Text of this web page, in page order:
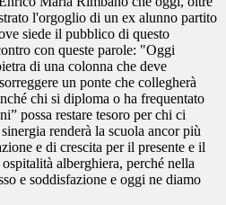
l'orgoglio di un ex alunno partito
siede il pubblico di questo
con queste parole: "Oggi
di una colonna che deve
un ponte che collegherà
chi si diploma o ha frequentato
possa restare tesoro per chi ci
renderà la scuola ancor più
e di crescita per il presente e il
alberghiera, perché nella
e soddisfazione e oggi ne diamo